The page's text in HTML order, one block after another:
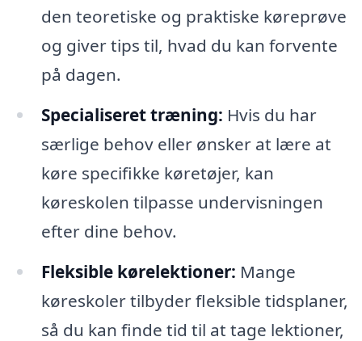
den teoretiske og praktiske køreprøve
og giver tips til, hvad du kan forvente
på dagen.
Specialiseret træning: Hvis du har
særlige behov eller ønsker at lære at
køre specifikke køretøjer, kan
køreskolen tilpasse undervisningen
efter dine behov.
Fleksible kørelektioner: Mange
køreskoler tilbyder fleksible tidsplaner,
så du kan finde tid til at tage lektioner,